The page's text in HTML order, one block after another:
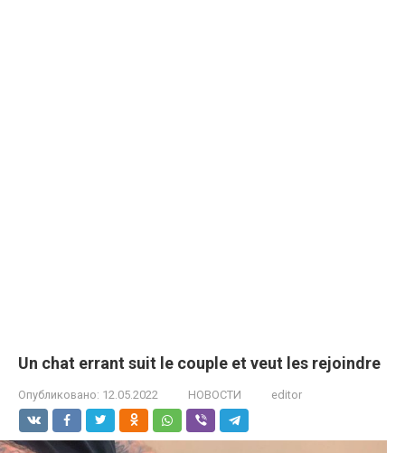
Un chat errant suit le couple et veut les rejoindre
Опубликовано: 12.05.2022 НОВОСТИ editor